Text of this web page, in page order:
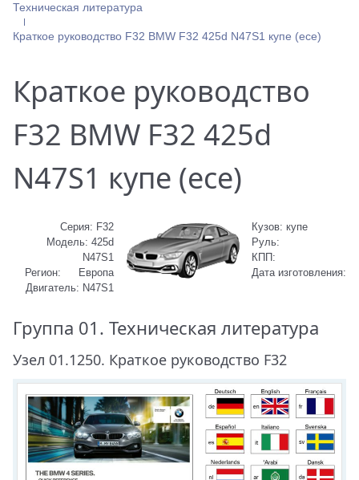
Техническая литература
Краткое руководство F32 BMW F32 425d N47S1 купе (ece)
Краткое руководство
F32 BMW F32 425d
N47S1 купе (ece)
Серия: F32
Модель: 425d
N47S1
Регион:
Европа
Двигатель: N47S1
Кузов: купе
Руль:
КПП:
Дата изготовления:
Группа 01. Техническая литература
Узел 01.1250. Краткое руководство F32